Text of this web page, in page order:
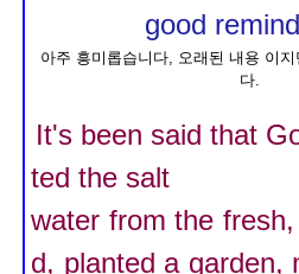
good
아주 흥미롭습니다, 오래된 내용 이
다.
It's been said that
ted the salt
water from the fresh
d, planted a garden,